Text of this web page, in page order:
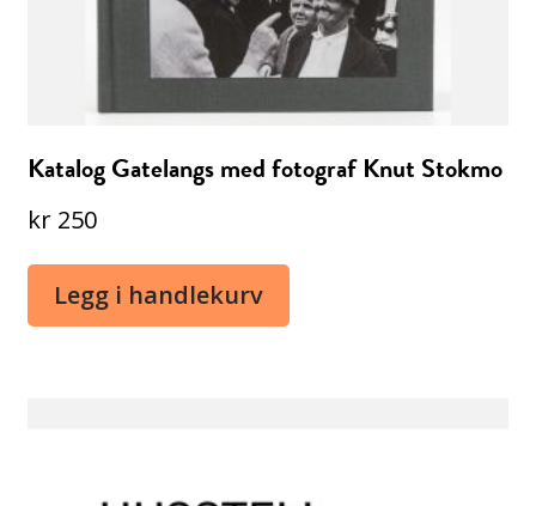
Katalog Gatelangs med fotograf Knut Stokmo
kr 250
Legg i handlekurv